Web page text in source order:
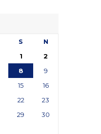
S
N
1
2
8
9
15
16
22
23
29
30